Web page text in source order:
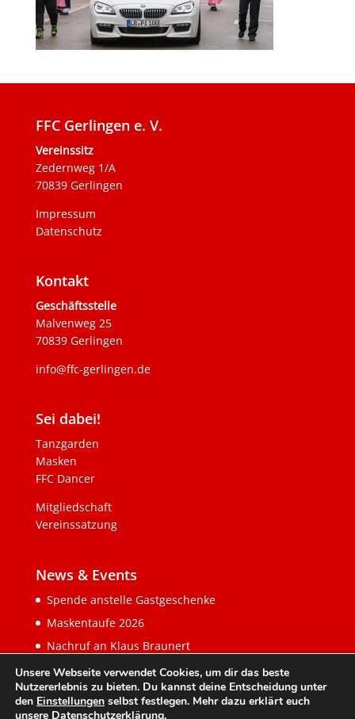
FFC Gerlingen e. V.
Vereinssitz
Zedernweg 1/A
70839 Gerlingen
Impressum
Datenschutz
Kontakt
Geschäftsstelle
Malvenweg 25
70839 Gerlingen
info@ffc-gerlingen.de
Sei dabei!
Tanzgarden
Masken
FFC Dancer
Mitgliedschaft
Vereinssatzung
News & Events
Spende anstelle Gastgeschenke
Maskentaufe 2026
Nachruf an Klaus Braunert
Unsere Webseite verwendet Cookies, um dir das beste
Nutzererlebnis zu bieten. Du kannst deine Entscheidung unter
den Einstellungen selbst festlegen. Mehr dazu erklärt euch
unsere Datenschutzerklärung.